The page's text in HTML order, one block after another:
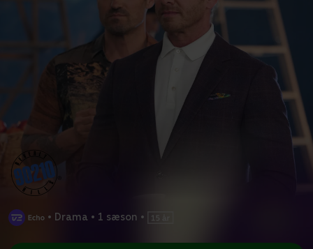
• Drama • 1 sæson •